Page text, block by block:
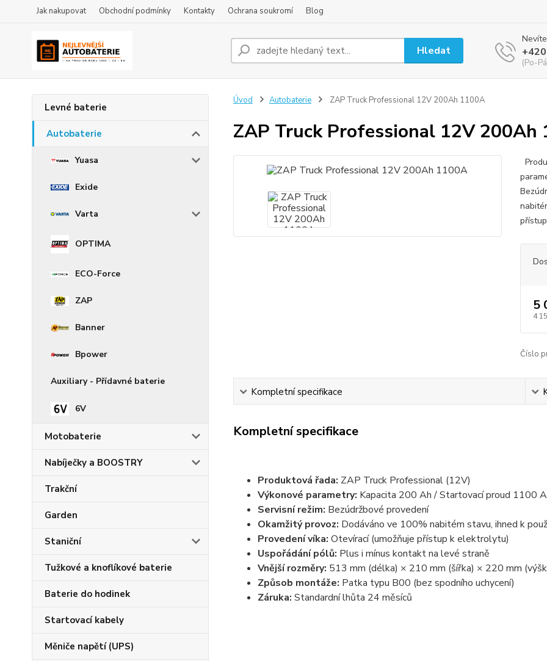
Jak nakupovat Obchodní podmínky Kontakty Ochrana soukromí Blog
Hledat
(Po-
Levné baterie
Autobaterie
Yuasa
Exide
Varta
OPTIMA
ECO-Force
ZAP
Banner
Bpower
Auxiliary - Přídavné baterie
6V
Motobaterie
Nabíječky a BOOSTRY
Trakční
Garden
Staniční
Tužkové a knoflíkové baterie
Baterie do hodinek
Startovací kabely
Měniče napětí (UPS)
Úvod Autobaterie ZAP Truck Professional 12V 200Ah 1100A
ZAP Truck Professional 12V 200Ah
5
4
Číslo
Kompletní specifikace
Kompletní specifikace
Produktová řada: ZAP Truck Professional (12V)
Výkonové parametry: Kapacita 200 Ah / Startovací proud 1100 A
Servisní režim: Bezúdržbové provedení
Okamžitý provoz: Dodáváno ve 100% nabitém stavu, ihned k
Provedení víka: Otevírací (umožňuje přístup k elektrolytu)
Uspořádání pólů: Plus i mínus kontakt na levé straně
Vnější rozměry: 513 mm (délka) × 210 mm (šířka) × 220 mm
Způsob montáže: Patka typu B00 (bez spodního uchycení)
Záruka: Standardní lhůta 24 měsíců